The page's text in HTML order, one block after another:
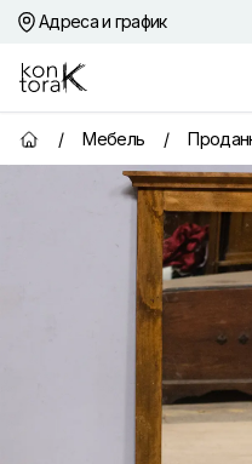
Адреса и график
Контора К
Главная страница
/ Мебель /